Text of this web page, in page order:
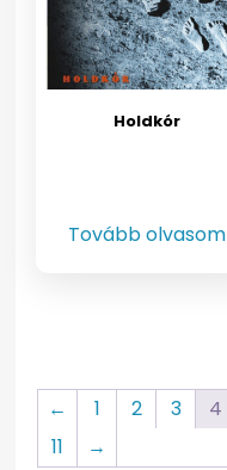
Holdkór
Tovább olvasom
← 1 2 3 4
11
→